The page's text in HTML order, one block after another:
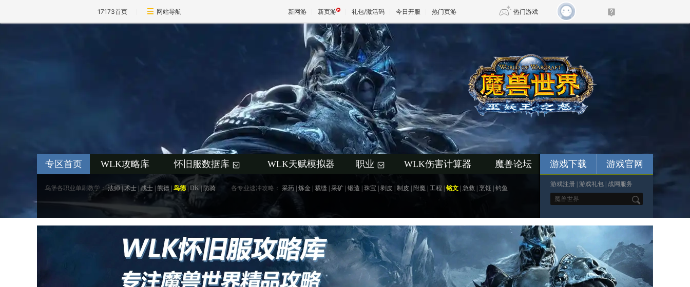
17173首页 网站导航 新网游 新页游 礼包/激活码 今日开服 热门页游 热门游戏
DNF 传奇4
剑网3旗舰版 新天龙八部
王权与自由 诛仙世界
专区首页 WLK攻略库 怀旧服数据库 + WLK天赋模拟器 职业 + WLK伤害计算器 魔兽论坛
乌堡各职业单刷教学： 法师 术士 |战士 熊德 鸟德| DK|防骑 各专业速冲攻略： 采药 炼金 裁缝 采矿 锻造 珠宝 剥皮 制皮 附魔 工程 铭文 急救 烹饪 钓鱼
游戏下载 游戏官网
游戏注册 游戏礼包 战网服务
*